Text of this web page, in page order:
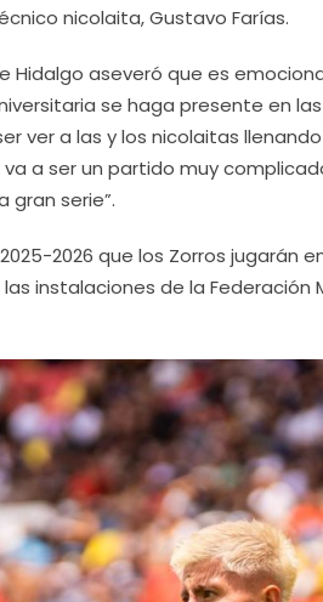
nicolaita, Gustavo Farías.
aseveró que es
se haga presente en
ver a las y los nicolaitas
a ser un partido muy
gran serie”.
2026 que los Zorros jugarán
instalaciones de la Federación